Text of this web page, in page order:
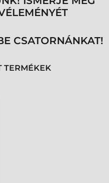
CSATORNÁNKAT!
TERMÉKEK